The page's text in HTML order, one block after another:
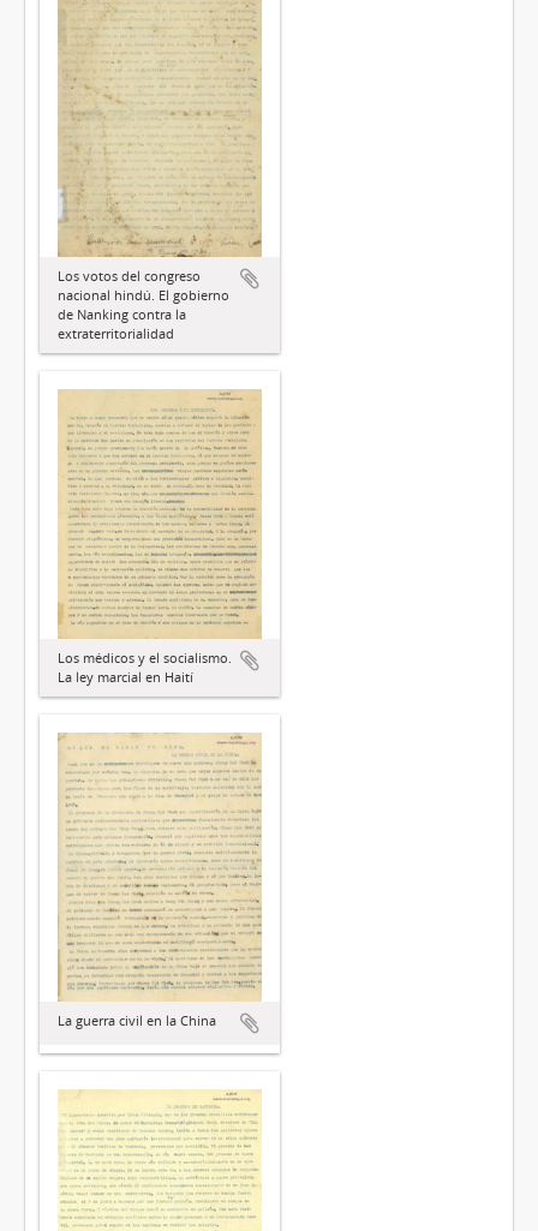
Los votos del congreso
nacional hindú. El gobierno
de Nanking contra la
extraterritorialidad
Los médicos y el socialismo.
La ley marcial en Haití
La guerra civil en la China